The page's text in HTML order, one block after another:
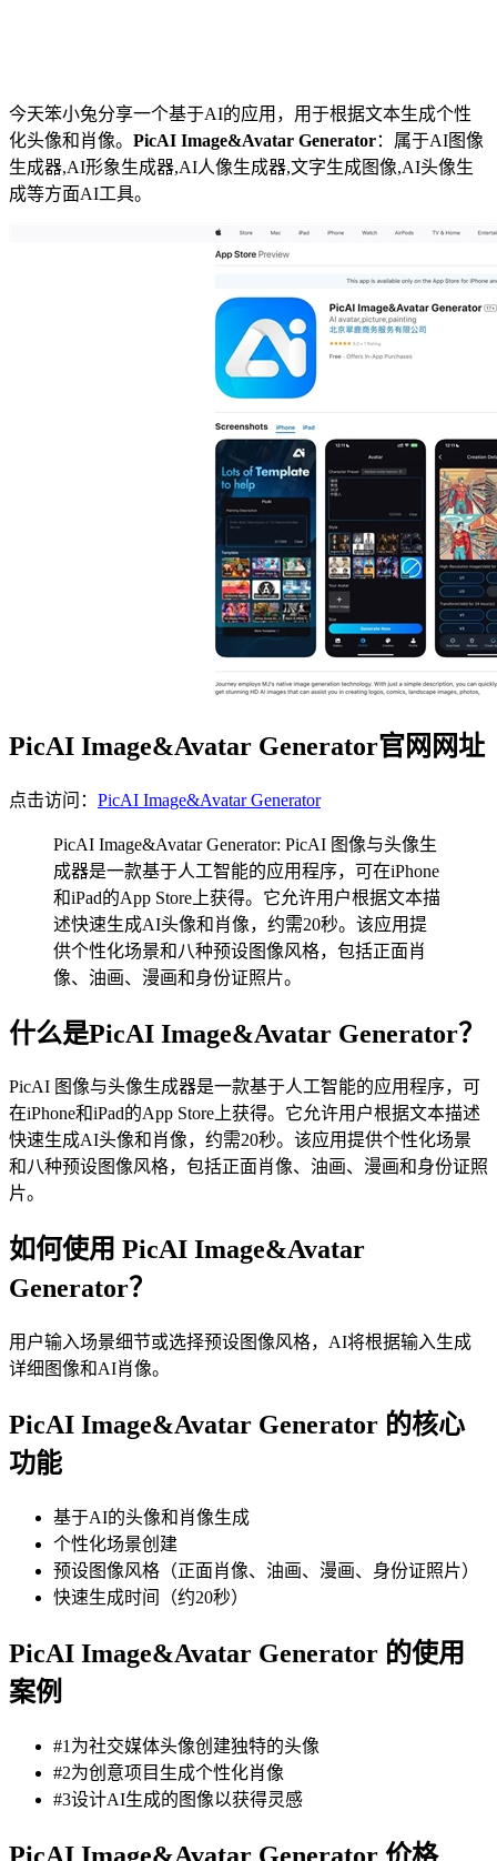
今天笨小兔分享一个基于AI的应用，用于根据文本生成个性
化头像和肖像。 PicAI Image&Avatar Generator：属于AI图像
生成器,AI形象生成器,AI人像生成器,文字生成图像,AI头像生
成等方面AI工具。
PicAI Image&Avatar Generator官网网址
点击访问： PicAI Image&Avatar Generator
PicAI Image&Avatar Generator: PicAI 图像与头像生
成器是一款基于人工智能的应用程序，可在iPhone
和iPad的App Store上获得。它允许用户根据文本描
述快速生成AI头像和肖像，约需20秒。该应用提
供个性化场景和八种预设图像风格，包括正面肖
像、油画、漫画和身份证照片。
什么是PicAI Image&Avatar Generator？
PicAI 图像与头像生成器是一款基于人工智能的应用程序，可
在iPhone和iPad的App Store上获得。它允许用户根据文本描述
快速生成AI头像和肖像，约需20秒。该应用提供个性化场景
和八种预设图像风格，包括正面肖像、油画、漫画和身份证照
片。
如何使用 PicAI Image&Avatar
Generator？
用户输入场景细节或选择预设图像风格，AI将根据输入生成
详细图像和AI肖像。
PicAI Image&Avatar Generator 的核心
功能
基于AI的头像和肖像生成
个性化场景创建
预设图像风格（正面肖像、油画、漫画、身份证照片）
快速生成时间（约20秒）
PicAI Image&Avatar Generator 的使用
案例
#1为社交媒体头像创建独特的头像
#2为创意项目生成个性化肖像
#3设计AI生成的图像以获得灵感
PicAI Image&Avatar Generator 价格